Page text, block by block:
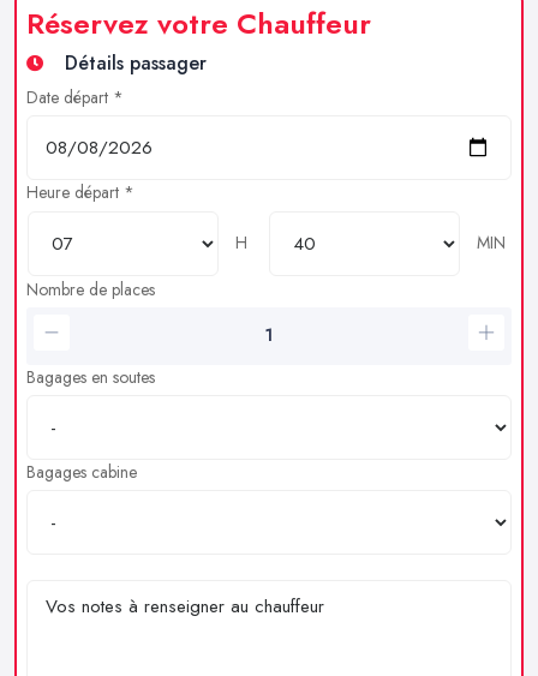
Réservez votre Chauffeur
Détails passager
Date départ *
Heure départ *
H
MIN
Nombre de places
Bagages en soutes
Bagages cabine